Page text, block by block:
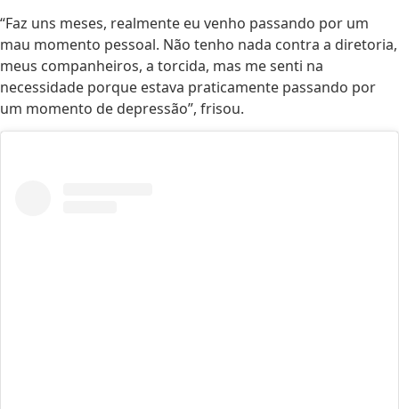
“Faz uns meses, realmente eu venho passando por um
mau momento pessoal. Não tenho nada contra a diretoria,
meus companheiros, a torcida, mas me senti na
necessidade porque estava praticamente passando por
um momento de depressão”, frisou.